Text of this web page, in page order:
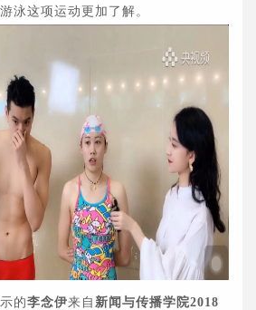
泳这项运动更加了解。
的李念伊来自 新闻与传播学院2018